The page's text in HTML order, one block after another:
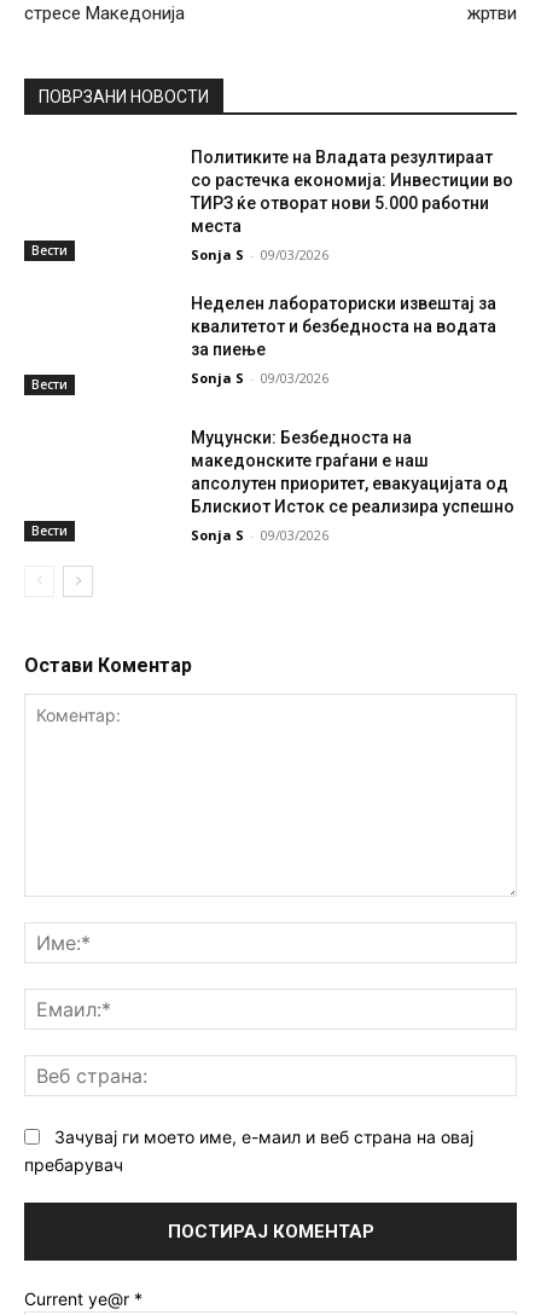
стресе Македонија
жртви
ПОВРЗАНИ НОВОСТИ
Вести
Политиките на Владата резултираат
со растечка економија: Инвестиции во
ТИРЗ ќе отворат нови 5.000 работни
места
Sonja S - 09/03/2026
Вести
Неделен лабораториски извештај за
квалитетот и безбедноста на водата
за пиење
Sonja S - 09/03/2026
Вести
Муцунски: Безбедноста на
македонските граѓани е наш
апсолутен приоритет, евакуацијата од
Блискиот Исток се реализира успешно
Sonja S - 09/03/2026
Остави Коментар
Зачувај ги моето име, е-маил и веб страна на овај
пребарувач
Current ye@r *